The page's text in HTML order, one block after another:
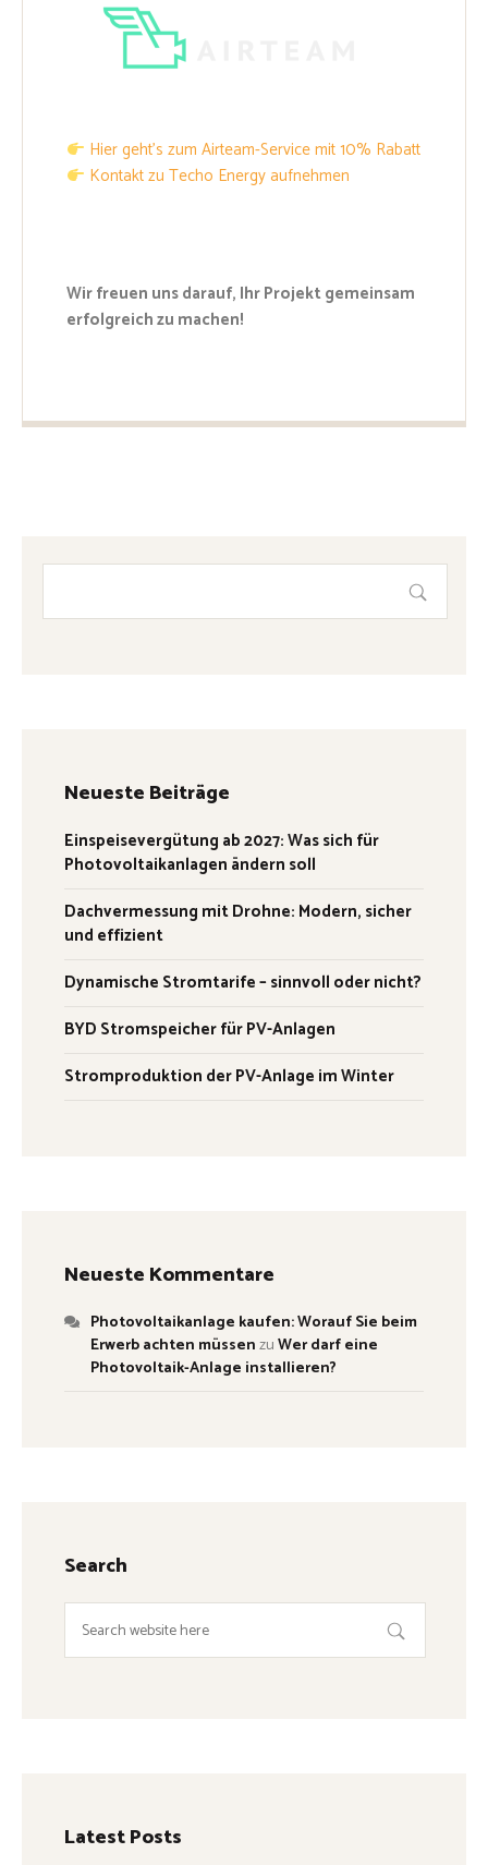
Hier geht’s zum Airteam-Service mit 10% Rabatt
Kontakt zu Techo Energy aufnehmen
Wir freuen uns darauf, Ihr Projekt gemeinsam
erfolgreich zu machen!
Neueste Beiträge
Einspeisevergütung ab 2027: Was sich für
Photovoltaikanlagen ändern soll
Dachvermessung mit Drohne: Modern, sicher
und effizient
Dynamische Stromtarife – sinnvoll oder nicht?
BYD Stromspeicher für PV-Anlagen
Stromproduktion der PV-Anlage im Winter
Neueste Kommentare
Photovoltaikanlage kaufen: Worauf Sie beim
Erwerb achten müssenzuWer darf eine
Photovoltaik-Anlage installieren?
Search
Latest Posts